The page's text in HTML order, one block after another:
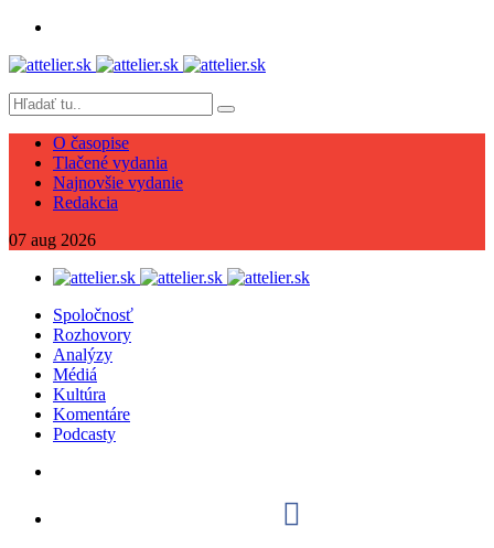
O časopise
Tlačené vydania
Najnovšie vydanie
Redakcia
07 aug 2026
Spoločnosť
Rozhovory
Analýzy
Médiá
Kultúra
Komentáre
Podcasty